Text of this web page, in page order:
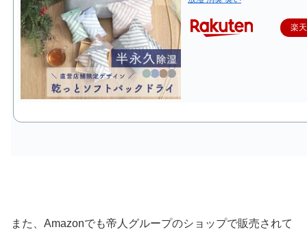
楽
また、Amazonでも帝人グループのショップで販売されて